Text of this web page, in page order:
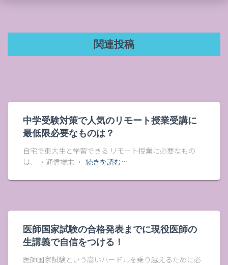
関連投稿
中学受験対策で人気のリモート授業受講に
最低限必要なものは？
自宅で東大生と学習できる リモート授業に必要なもの
は、 ・通信端末 ・ 続きを読む…
医師国家試験の合格発表までに現役医師の
生講義で自信をつける！
医師国家試験という高いハードルを乗り越えるために必